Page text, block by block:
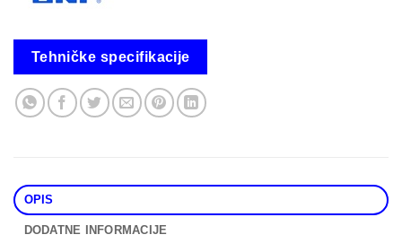
Tehničke specifikacije
OPIS
DODATNE INFORMACIJE